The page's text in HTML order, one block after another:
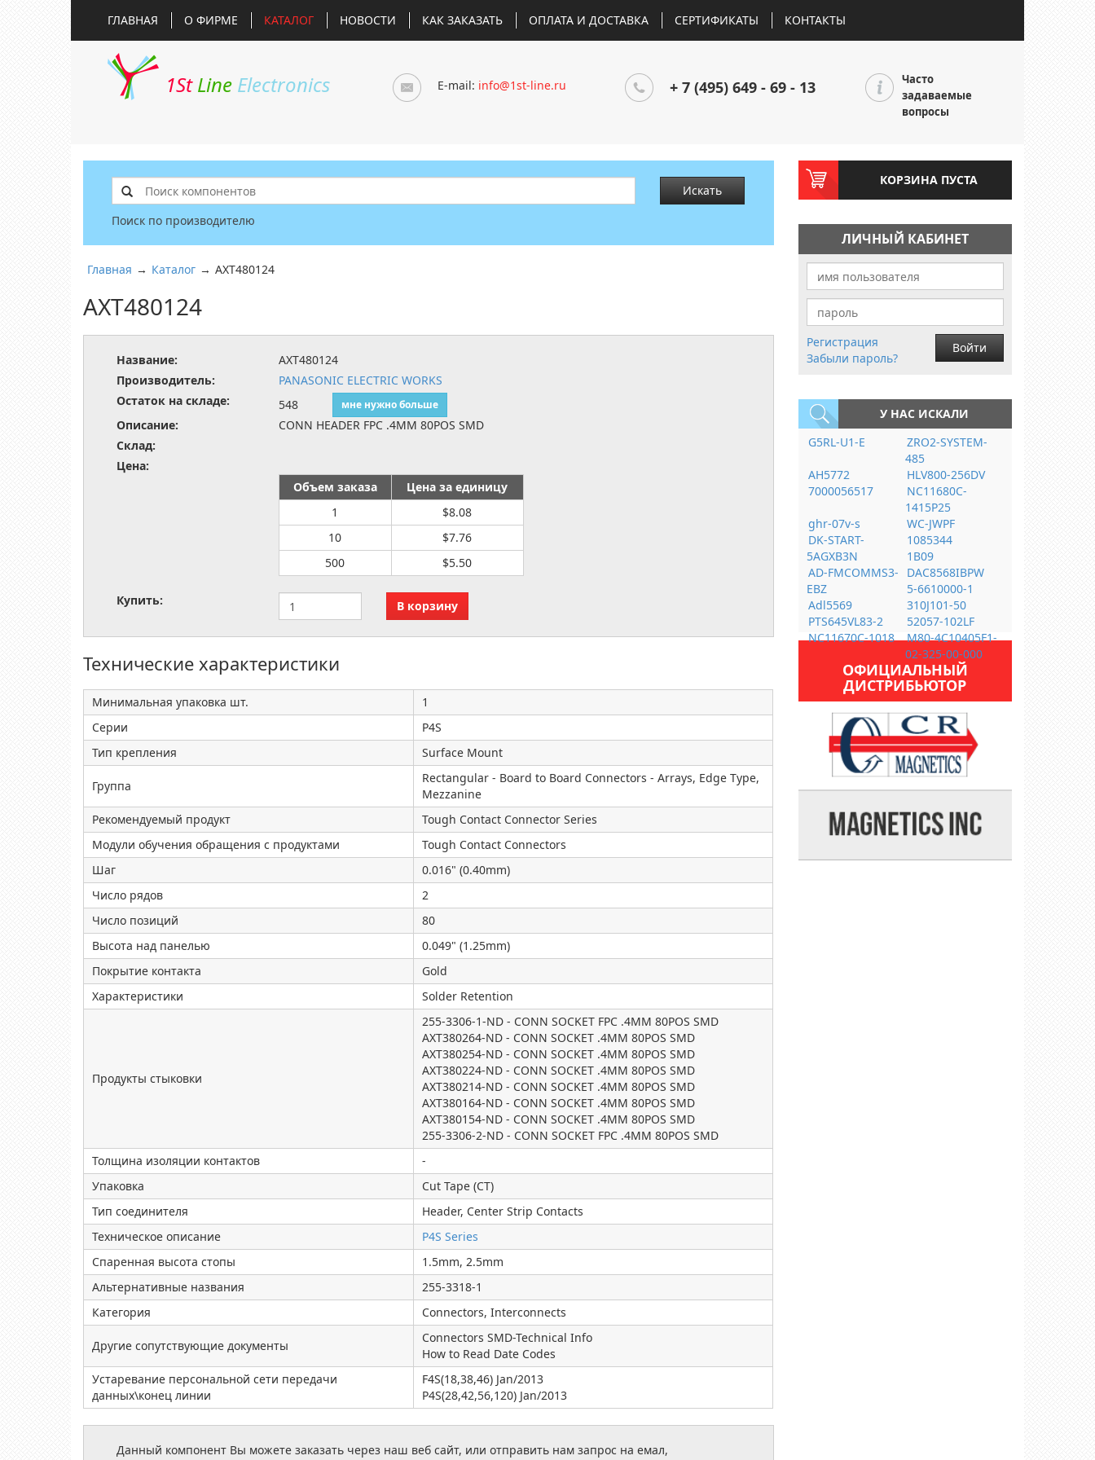
ГЛАВНАЯ О ФИРМЕ КАТАЛОГ НОВОСТИ КАК ЗАКАЗАТЬ ОПЛАТА И ДОСТАВКА СЕРТИФИКАТЫ КОНТАКТЫ
1St Line Electronics E-mail: info@1st-line.ru + 7 (495) 649 - 69 - 13
Часто
задаваемые
вопросы
Искать
Поиск по производителю
Главная → Каталог → AXT480124
AXT480124
Название:
AXT480124
Производитель:
PANASONIC ELECTRIC WORKS
Остаток на складе:
548 мне нужно больше
Описание:
CONN HEADER FPC .4MM 80POS SMD
Склад:
Цена:
Объем заказа
Цена за единицу
1
$8.08
10
$7.76
500
$5.50
Купить:
Технические характеристики
Минимальная упаковка шт.
1
Серии
P4S
Тип крепления
Surface Mount
Группа
Rectangular - Board to Board Connectors - Arrays, Edge Type,
Mezzanine
Рекомендуемый продукт
Tough Contact Connector Series
Модули обучения обращения с продуктами
Tough Contact Connectors
Шаг
0.016" (0.40mm)
Число рядов
2
Число позиций
80
Высота над панелью
0.049" (1.25mm)
Покрытие контакта
Gold
Характеристики
Solder Retention
Продукты стыковки
255-3306-1-ND - CONN SOCKET FPC .4MM 80POS SMD
AXT380264-ND - CONN SOCKET .4MM 80POS SMD
AXT380254-ND - CONN SOCKET .4MM 80POS SMD
AXT380224-ND - CONN SOCKET .4MM 80POS SMD
AXT380214-ND - CONN SOCKET .4MM 80POS SMD
AXT380164-ND - CONN SOCKET .4MM 80POS SMD
AXT380154-ND - CONN SOCKET .4MM 80POS SMD
255-3306-2-ND - CONN SOCKET FPC .4MM 80POS SMD
Толщина изоляции контактов
-
Упаковка
Cut Tape (CT)
Тип соединителя
Header, Center Strip Contacts
Техническое описание
P4S Series
Спаренная высота стопы
1.5mm, 2.5mm
Альтернативные названия
255-3318-1
Категория
Connectors, Interconnects
Другие сопутствующие документы
Connectors SMD-Technical Info
How to Read Date Codes
Устаревание персональной сети передачи
данных\конец линии
F4S(18,38,46) Jan/2013
P4S(28,42,56,120) Jan/2013
Данный компонент Вы можете заказать через наш веб сайт, или отправить нам запрос на емал,
КОРЗИНА ПУСТА
ЛИЧНЫЙ КАБИНЕТ
Регистрация
Забыли пароль?
Войти
У НАС ИСКАЛИ
G5RL-U1-E
ZRO2-SYSTEM-
485
AH5772
HLV800-256DV
7000056517
NC11680C-
1415P25
ghr-07v-s
WC-JWPF
DK-START-
5AGXB3N
1085344
1B09
AD-FMCOMMS3-
EBZ
DAC8568IBPW
5-6610000-1
Adl5569
310J101-50
PTS645VL83-2
52057-102LF
NC11670C-1018
M80-4C10405F1-
02-325-00-000
ОФИЦИАЛЬНЫЙ
ДИСТРИБЬЮТОР